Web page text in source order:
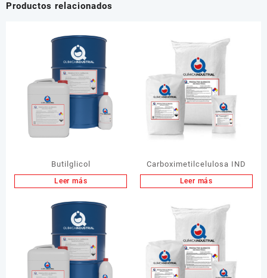
Productos relacionados
Butilglicol
Leer más
Carboximetilcelulosa IND
Leer más